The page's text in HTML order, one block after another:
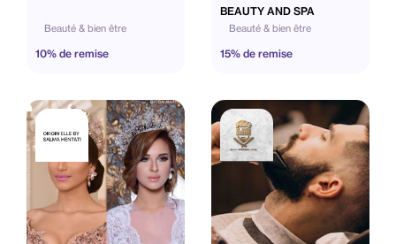
Beauté & bien être
10% de remise
BEAUTY AND SPA
Beauté & bien être
15% de remise